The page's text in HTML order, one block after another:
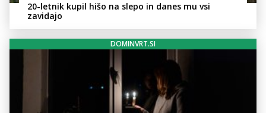
20-letnik kupil hišo na slepo in danes mu vsi
zavidajo
DOMINVRT.SI